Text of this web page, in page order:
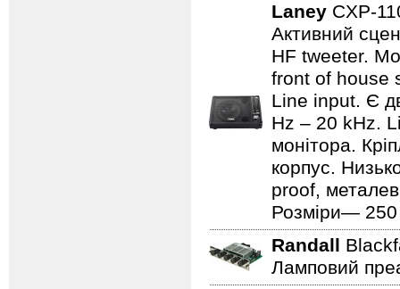
Laney CXP-
Активний
HF tweeter.
front of house
Line input. Є
Hz – 20 kHz.
монітора.
корпус.
proof,
Розміри—
Randall
Ламповий